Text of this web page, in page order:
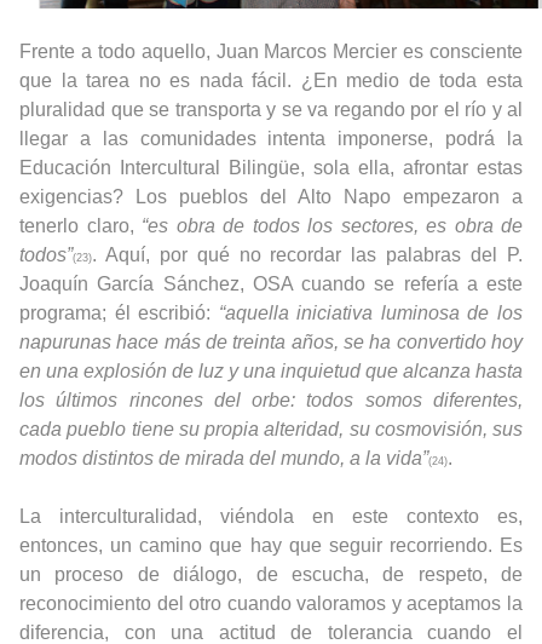
Frente a todo aquello, Juan Marcos Mercier es consciente
que la tarea no es nada fácil. ¿En medio de toda esta
pluralidad que se transporta y se va regando por el río y al
llegar a las comunidades intenta imponerse, podrá la
Educación Intercultural Bilingüe, sola ella, afrontar estas
exigencias? Los pueblos del Alto Napo empezaron a
tenerlo claro, “es obra de todos los sectores, es obra de
todos”(23). Aquí, por qué no recordar las palabras del P.
Joaquín García Sánchez, OSA cuando se refería a este
programa; él escribió: “aquella iniciativa luminosa de los
napurunas hace más de treinta años, se ha convertido hoy
en una explosión de luz y una inquietud que alcanza hasta
los últimos rincones del orbe: todos somos diferentes,
cada pueblo tiene su propia alteridad, su cosmovisión, sus
modos distintos de mirada del mundo, a la vida”(24).
La interculturalidad, viéndola en este contexto es,
entonces, un camino que hay que seguir recorriendo. Es
un proceso de diálogo, de escucha, de respeto, de
reconocimiento del otro cuando valoramos y aceptamos la
diferencia, con una actitud de tolerancia cuando el